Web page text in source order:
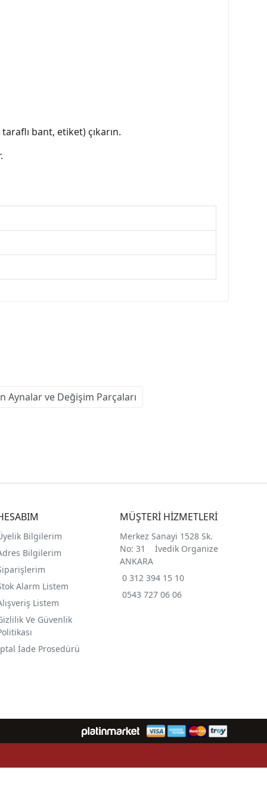
bant, etiket) çıkarın.
Aynalar ve Değişim Parçaları
Bilgilerim
Bilgilerim
Alarm Listem
Listem
Ve Güvenlik
İade Prosedürü
MÜŞTERİ HİZMETLERİ
Merkez Sanayi 1528 Sk.
No: 31 İvedik Organize
ANKARA
0 312 394 15 10
0543 727 06 06